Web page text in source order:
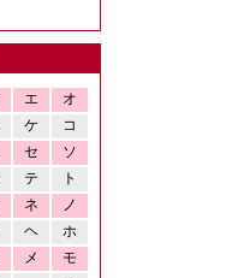
エ
オ
ケ
コ
セ
ソ
テ
ト
ネ
ノ
ヘ
ホ
メ
モ